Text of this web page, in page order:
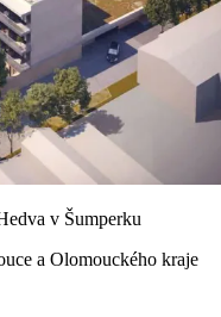
v Šumperku
a Olomouckého kraje